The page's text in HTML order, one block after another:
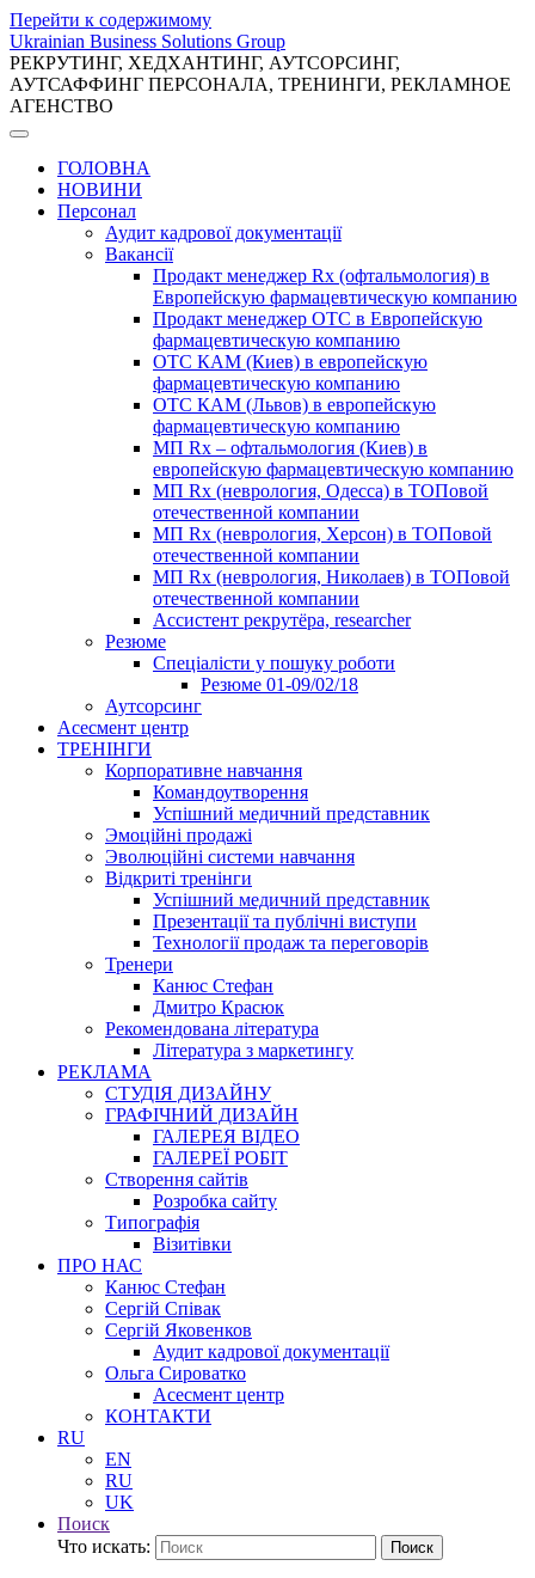
Перейти к содержимому
Ukrainian Business Solutions Group
РЕКРУТИНГ, ХЕДХАНТИНГ, АУТСОРСИНГ,
АУТСАФФИНГ ПЕРСОНАЛА, ТРЕНИНГИ, РЕКЛАМНОЕ
АГЕНСТВО
ГОЛОВНА
НОВИНИ
Персонал
Аудит кадрової документації
Вакансії
Продакт менеджер Rx (офтальмология) в
Европейскую фармацевтическую компанию
Продакт менеджер ОТС в Европейскую
фармацевтическую компанию
ОТС КАМ (Киев) в европейскую
фармацевтическую компанию
ОТС КАМ (Львов) в европейскую
фармацевтическую компанию
МП Rx – офтальмология (Киев) в
европейскую фармацевтическую компанию
МП Rx (неврология, Одесса) в ТОПовой
отечественной компании
МП Rx (неврология, Херсон) в ТОПовой
отечественной компании
МП Rx (неврология, Николаев) в ТОПовой
отечественной компании
Ассистент рекрутёра, researcher
Резюме
Cпеціалісти у пошуку роботи
Резюме 01-09/02/18
Аутсорсинг
Асесмент центр
ТРЕНІНГИ
Корпоративне навчання
Командоутворення
Успішний медичний представник
Эмоційні продажі
Эволюційні системи навчання
Відкриті тренінги
Успішний медичний представник
Презентації та публічні виступи
Технології продаж та переговорів
Тренери
Канюс Стефан
Дмитро Красюк
Рекомендована література
Література з маркетингу
РЕКЛАМА
СТУДІЯ ДИЗАЙНУ
ГРАФІЧНИЙ ДИЗАЙН
ГАЛЕРЕЯ ВІДЕО
ГАЛЕРЕЇ РОБІТ
Створення сайтів
Розробка сайту
Типографія
Візитівки
ПРО НАС
Канюс Стефан
Сергій Співак
Сергій Яковенков
Аудит кадрової документації
Ольга Сироватко
Асесмент центр
КОНТАКТИ
RU
EN
RU
UK
Поиск
Что искать:
Поиск